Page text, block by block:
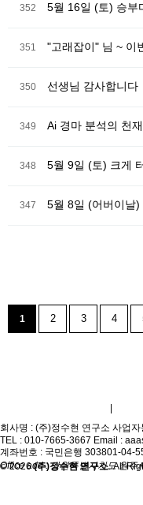
352 5월 16일 (토) 승부
351 "고래잡이" 님 ~ 이
350 선생님 감사합니다
349 Ai 경마 분석의 천
348 5월 9일 (토) 크게
347 5월 8일 (어버이날)
1 2 3 4
회사명 : (주)정수현 연구소 사업
TEL : 010-7665-3667 Email :
계좌번호 : 국민은행 303801-04-
Office add : 강원특별자치도 원주
© 2026(주)정수현 연구소. All